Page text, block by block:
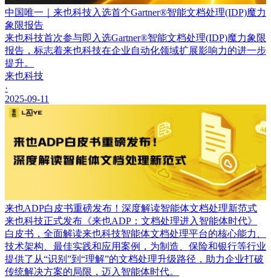
中国唯一｜来也科技入选首个Gartner®智能文档处理(IDP)魔力
象限报告
来也科技首次参与即入选Gartner®智能文档处理(IDP)魔力象限
报告，标志着来也科技在企业自动化领域扩展影响力的进一步
提升。
来也科技
·
2025-09-11
来也ADP白皮书重磅发布！深度解读智能体文档处理新范式
来也科技正式发布《来也ADP：文档处理进入智能体时代》
白皮书，全面解读来也科技智能体文档处理平台的核心能力、
技术架构、最佳实践和应用案例，为制造、保险和银行等行业
提供了从“识别”到“理解”的文档处理升级路径，助力企业打破
传统解决方案的局限，迈入智能体时代。